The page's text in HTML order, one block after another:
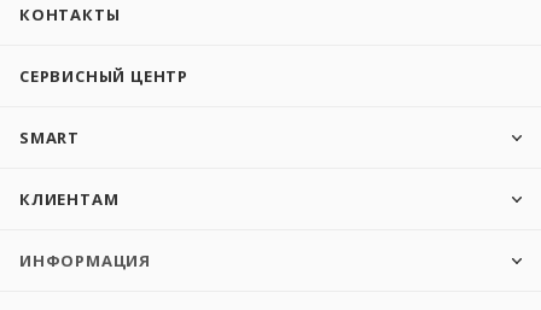
КОНТАКТЫ
СЕРВИСНЫЙ ЦЕНТР
SMART
КЛИЕНТАМ
ИНФОРМАЦИЯ